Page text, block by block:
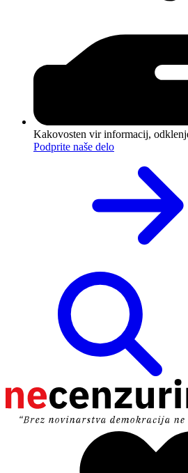
Kakovosten vir informacij,
Podprite naše delo